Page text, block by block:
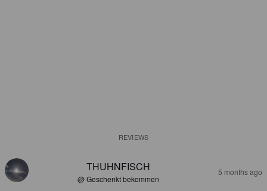
REVIEWS
THUHNFISCH
@ Geschenkt bekommen
5 months ago